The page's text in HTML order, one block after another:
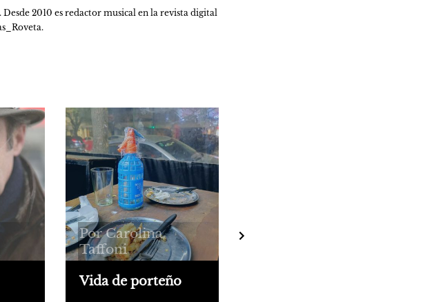
2010 es redactor musical en la revista digital
Por Carolina
Taffoni
Vida de porteño